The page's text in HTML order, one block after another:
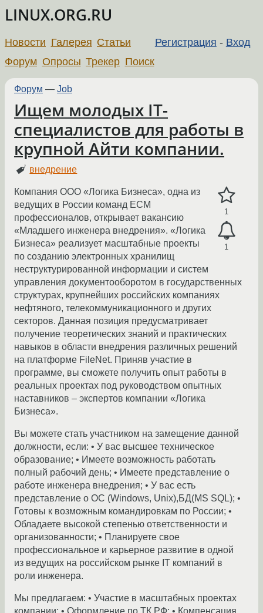
LINUX.ORG.RU
Регистрация - Вход
Новости Галерея Статьи
Форум Опросы Трекер Поиск
Форум — Job
Ищем молодых IT-
специалистов для работы в
крупной Айти компании.
внедрение
1
1
Компания ООО «Логика Бизнеса», одна из
ведущих в России команд ECM
профессионалов, открывает вакансию
«Младшего инженера внедрения». «Логика
Бизнеса» реализует масштабные проекты
по созданию электронных хранилищ
неструктурированной информации и систем
управления документооборотом в государственных
структурах, крупнейших российских компаниях
нефтяного, телекоммуникационного и других
секторов. Данная позиция предусматривает
получение теоретических знаний и практических
навыков в области внедрения различных решений
на платформе FileNet. Приняв участие в
программе, вы сможете получить опыт работы в
реальных проектах под руководством опытных
наставников – экспертов компании «Логика
Бизнеса».
Вы можете стать участником на замещение данной
должности, если: • У вас высшее техническое
образование; • Имеете возможность работать
полный рабочий день; • Имеете представление о
работе инженера внедрения; • У вас есть
представление о ОС (Windows, Unix),БД(MS SQL); •
Готовы к возможным командировкам по России; •
Обладаете высокой степенью ответственности и
организованности; • Планируете свое
профессиональное и карьерное развитие в одной
из ведущих на российском рынке IT компаний в
роли инженера.
Мы предлагаем: • Участие в масштабных проектах